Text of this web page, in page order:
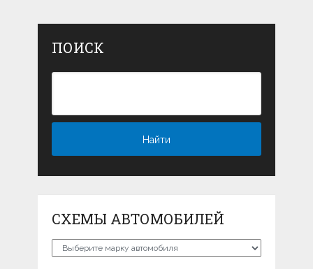
ПОИСК
СХЕМЫ АВТОМОБИЛЕЙ
Схемы